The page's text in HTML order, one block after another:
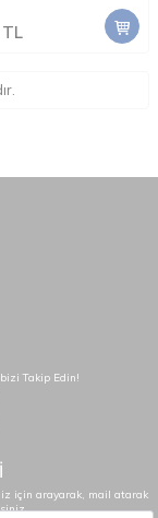
TL
Takip Edin!
için arayarak, mail atarak